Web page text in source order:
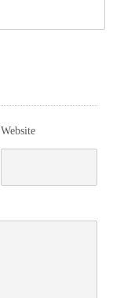
Website